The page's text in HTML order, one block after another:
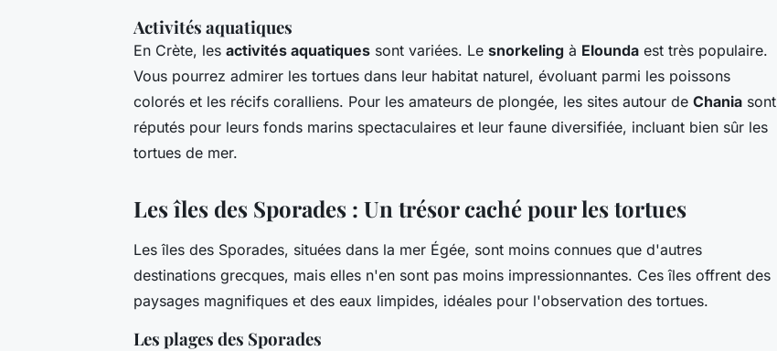
Activités aquatiques
En Crète, les activités aquatiques sont variées. Le snorkeling à Elounda est très populaire.
Vous pourrez admirer les tortues dans leur habitat naturel, évoluant parmi les poissons
colorés et les récifs coralliens. Pour les amateurs de plongée, les sites autour de Chania sont
réputés pour leurs fonds marins spectaculaires et leur faune diversifiée, incluant bien sûr les
tortues de mer.
Les îles des Sporades : Un trésor caché pour les tortues
Les îles des Sporades, situées dans la mer Égée, sont moins connues que d'autres
destinations grecques, mais elles n'en sont pas moins impressionnantes. Ces îles offrent des
paysages magnifiques et des eaux limpides, idéales pour l'observation des tortues.
Les plages des Sporades